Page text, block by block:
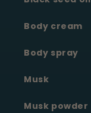
Body cream
Body spray
Musk
Musk powder